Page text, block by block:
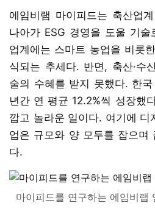
에임비램 마이피드는 축산업
나아가 ESG 경영을 도울 기
업계에는 스마트 농업을 비롯
식되는 추세다. 반면, 축산·수
술의 수혜를 받지 못했다. 한
년간 연 평균 12.2%씩 성장했
깝고 놀라운 일이다. 여기에
업은 규모와 양 모두를 잡으며
다.
마이피드를 연구하는 에임비랩